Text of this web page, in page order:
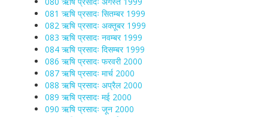
081 ऋषि प्रसादः सितम्बर 1999
082 ऋषि प्रसादः अक्तूबर 1999
083 ऋषि प्रसादः नवम्बर 1999
084 ऋषि प्रसादः दिसम्बर 1999
086 ऋषि प्रसादः फरवरी 2000
087 ऋषि प्रसादः मार्च 2000
088 ऋषि प्रसादः अप्रैल 2000
089 ऋषि प्रसादः मई 2000
090 ऋषि प्रसादः जून 2000